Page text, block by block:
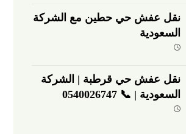
نقل عفش حي حطين مع الشركة
السعودية
نقل عفش حي قرطبة | الشركة
السعودية | 📞 0540026747